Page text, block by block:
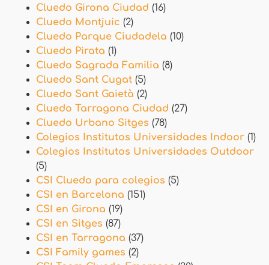
Cluedo Girona Ciudad (16)
Cluedo Montjuic (2)
Cluedo Parque Ciudadela (10)
Cluedo Pirata (1)
Cluedo Sagrada Familia (8)
Cluedo Sant Cugat (5)
Cluedo Sant Gaietà (2)
Cluedo Tarragona Ciudad (27)
Cluedo Urbano Sitges (78)
Colegios Institutos Universidades Indoor (1)
Colegios Institutos Universidades Outdoor
(5)
CSI Cluedo para colegios (5)
CSI en Barcelona (151)
CSI en Girona (19)
CSI en Sitges (87)
CSI en Tarragona (37)
CSI Family games (2)